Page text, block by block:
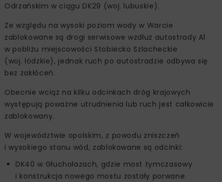
Odrzańskim w ciągu DK29 (woj. lubuskie).
Ze względu na wysoki poziom wody w Warcie
zablokowane są drogi serwisowe wzdłuż autostrady A1
w pobliżu miejscowości Stobiecko Szlacheckie
(woj. łódzkie), jednak ruch po autostradzie odbywa się
bez zakłóceń.
Obecnie wciąż na kilku odcinkach dróg krajowych
występują poważne utrudnienia lub ruch jest całkowicie
zablokowany.
W województwie opolskim, z powodu zniszczeń
i wysokiego stanu wód, zablokowane są odcinki:
DK40 w Głuchołazach, gdzie most tymczasowy
i konstrukcja nowego mostu zostały porwane